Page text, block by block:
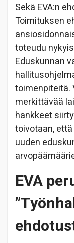
Sekä EVA:n
Toimituksen
toteudu
Eduskunnan
toimenpiteitä.
merkittävää
hankkeet
toivotaan,
uuden
EVA